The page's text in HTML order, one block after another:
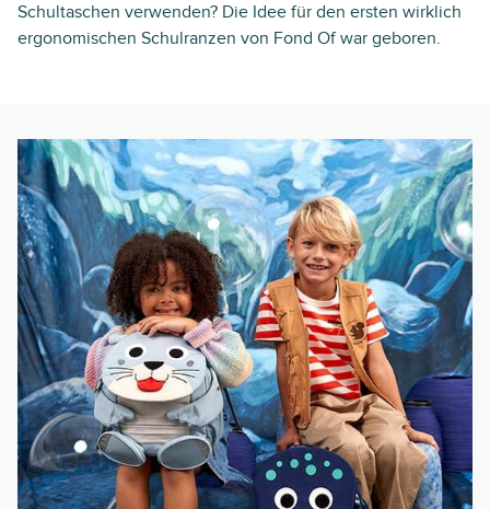
Schultaschen verwenden? Die Idee für den ersten wirklich
ergonomischen Schulranzen von Fond Of war geboren.